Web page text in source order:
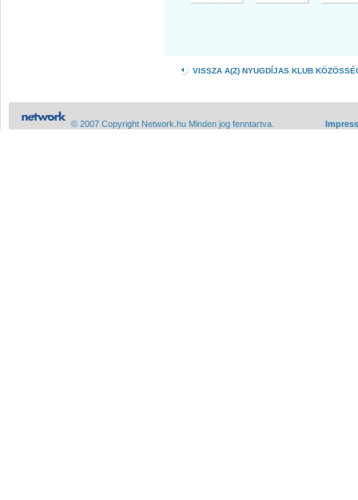
VISSZA A(Z) NYUGDÍJAS KLUB
© 2007 Copyright Network.hu Minden jog fenntartva.